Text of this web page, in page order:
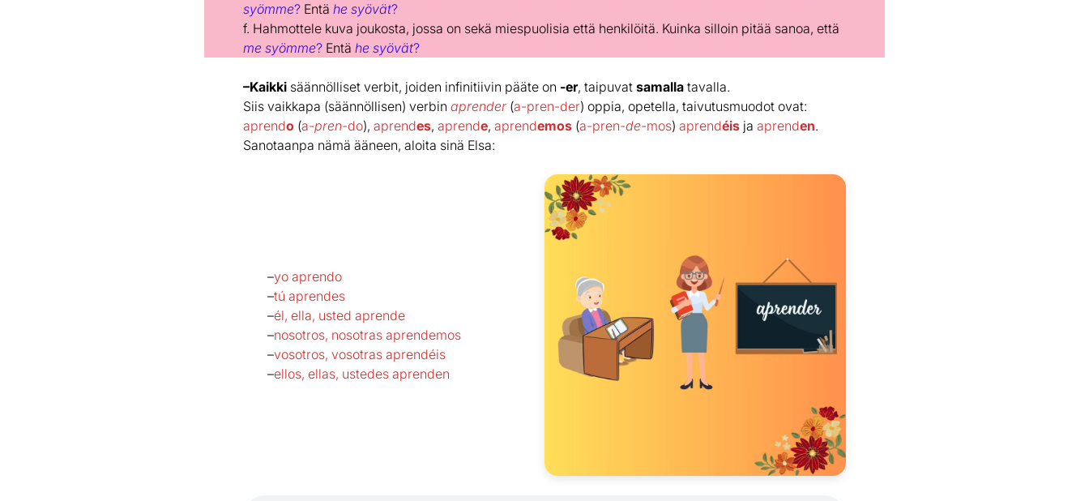
syömme? Entä he syövät?
f. Hahmottele kuva joukosta, jossa on sekä miespuolisia että henkilöitä. Kuinka silloin pitää sanoa, että
me syömme? Entä he syövät?
–Kaikki säännölliset verbit, joiden infinitiivin pääte on -er, taipuvat samalla tavalla.
Siis vaikkapa (säännöllisen) verbin aprender (a-pren-der) oppia, opetella, taivutusmuodot ovat:
aprendo (a-pren-do), aprendes, aprende, aprendemos (a-pren-de-mos) aprendéis ja aprenden.
Sanotaanpa nämä ääneen, aloita sinä Elsa:
–yo aprendo
–tú aprendes
–él, ella, usted aprende
–nosotros, nosotras aprendemos
–vosotros, vosotras aprendéis
–ellos, ellas, ustedes aprenden